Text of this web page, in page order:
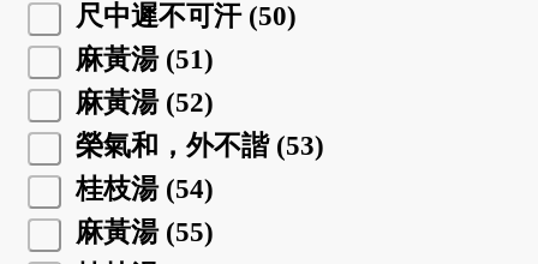
尺中遲不可汗 (50)
麻黃湯 (51)
麻黃湯 (52)
榮氣和，外不諧 (53)
桂枝湯 (54)
麻黃湯 (55)